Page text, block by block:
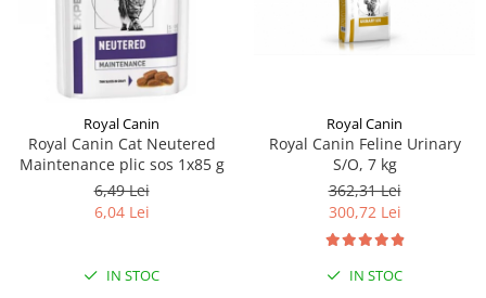
Royal Canin
Royal Canin Cat Neutered
Maintenance plic sos 1x85 g
6,49 Lei
6,04 Lei
IN STOC
Royal Canin
Royal Canin Feline Urinary
S/O, 7 kg
362,31 Lei
300,72 Lei
IN STOC